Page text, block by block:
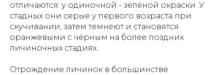
отличаются: у одиночной - зелёной окраски. У
стадных они серые у первого возраста при
скучивании, затем темнеют и становятся
оранжевыми с чёрным на более поздних
личиночных стадиях.
Отрождение личинок в большинстве